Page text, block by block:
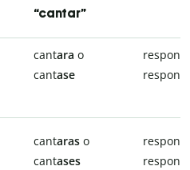
“cantar”
cantara o
cantase
respond
respond
cantaras o
cantases
respond
respond